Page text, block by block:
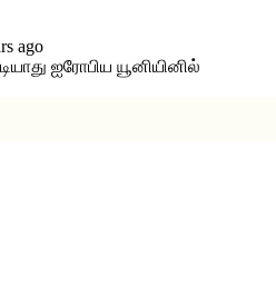
ago
ஐரோபிய யூனியினில்